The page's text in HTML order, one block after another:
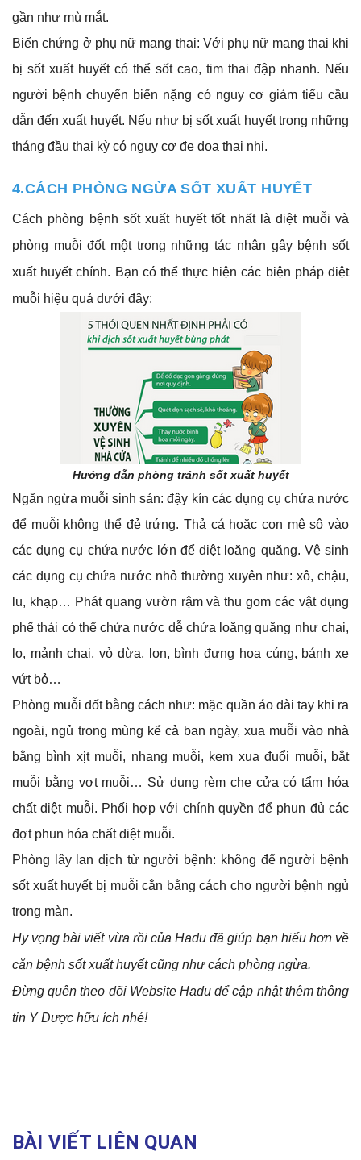
gần như mù mắt.
Biến chứng ở phụ nữ mang thai: Với phụ nữ mang thai khi
bị sốt xuất huyết có thể sốt cao, tim thai đập nhanh. Nếu
người bệnh chuyển biến nặng có nguy cơ giảm tiểu cầu
dẫn đến xuất huyết. Nếu như bị sốt xuất huyết trong những
tháng đầu thai kỳ có nguy cơ đe dọa thai nhi.
4.CÁCH PHÒNG NGỪA SỐT XUẤT HUYẾT
Cách phòng bệnh sốt xuất huyết tốt nhất là diệt muỗi và
phòng muỗi đốt một trong những tác nhân gây bệnh sốt
xuất huyết chính. Bạn có thể thực hiện các biện pháp diệt
muỗi hiệu quả dưới đây:
Hướng dẫn phòng tránh sốt xuất huyết
Ngăn ngừa muỗi sinh sản: đậy kín các dụng cụ chứa nước
để muỗi không thể đẻ trứng. Thả cá hoặc con mê sô vào
các dụng cụ chứa nước lớn để diệt loăng quăng. Vệ sinh
các dụng cụ chứa nước nhỏ thường xuyên như: xô, chậu,
lu, khạp… Phát quang vườn rậm và thu gom các vật dụng
phế thải có thể chứa nước dễ chứa loăng quăng như chai,
lọ, mảnh chai, vỏ dừa, lon, bình đựng hoa cúng, bánh xe
vứt bỏ…
Phòng muỗi đốt bằng cách như: mặc quần áo dài tay khi ra
ngoài, ngủ trong mùng kể cả ban ngày, xua muỗi vào nhà
bằng bình xịt muỗi, nhang muỗi, kem xua đuổi muỗi, bắt
muỗi bằng vợt muỗi… Sử dụng rèm che cửa có tẩm hóa
chất diệt muỗi. Phối hợp với chính quyền để phun đủ các
đợt phun hóa chất diệt muỗi.
Phòng lây lan dịch từ người bệnh: không để người bệnh
sốt xuất huyết bị muỗi cắn bằng cách cho người bệnh ngủ
trong màn.
Hy vọng bài viết vừa rồi của Hadu đã giúp bạn hiểu hơn về
căn bệnh sốt xuất huyết cũng như cách phòng ngừa.
Đừng quên theo dõi Website Hadu để cập nhật thêm thông
tin Y Dược hữu ích nhé!
BÀI VIẾT LIÊN QUAN